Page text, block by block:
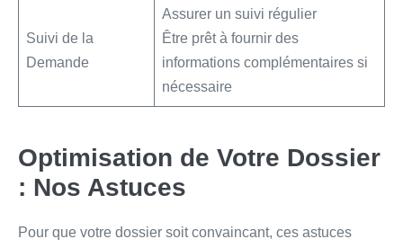
Suivi de la
Demande
Assurer un suivi régulier
Être prêt à fournir des
informations complémentaires si
nécessaire
Optimisation de Votre Dossier
: Nos Astuces
Pour que votre dossier soit convaincant, ces astuces